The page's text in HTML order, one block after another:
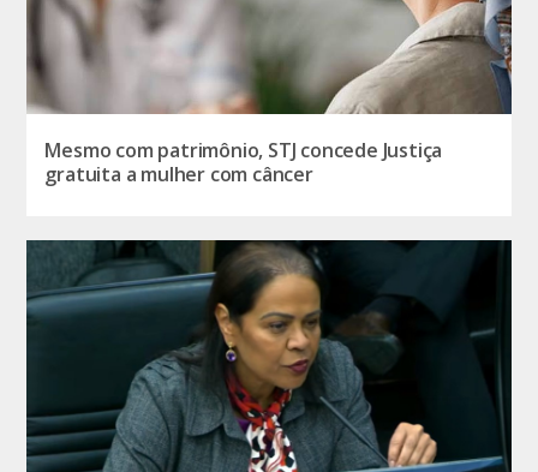
Mesmo com patrimônio, STJ concede Justiça
gratuita a mulher com câncer